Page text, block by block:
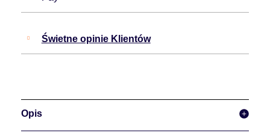
Świetne opinie Klientów
Opis